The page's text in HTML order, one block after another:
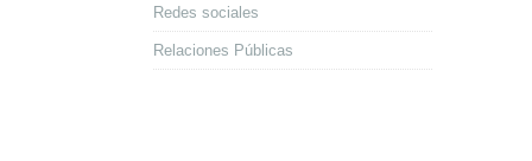
Redes sociales
Relaciones Públicas